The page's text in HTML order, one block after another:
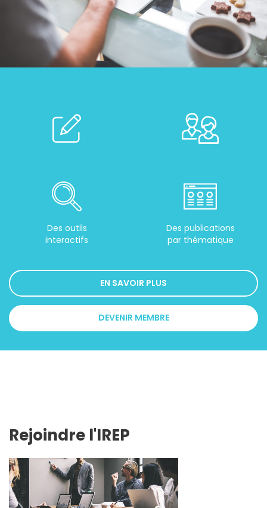
Des outils
interactifs
Des publications
par thématique
EN SAVOIR PLUS
DEVENIR MEMBRE
Rejoindre l'IREP